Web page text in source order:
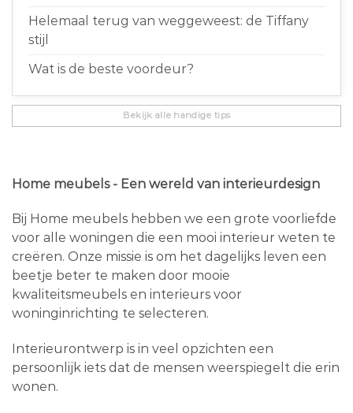
Helemaal terug van weggeweest: de Tiffany
stijl
Wat is de beste voordeur?
Bekijk alle handige tips
Home meubels - Een wereld van interieurdesign
Bij Home meubels hebben we een grote voorliefde
voor alle woningen die een mooi interieur weten te
creëren. Onze missie is om het dagelijks leven een
beetje beter te maken door mooie
kwaliteitsmeubels en interieurs voor
woninginrichting te selecteren.
Interieurontwerp is in veel opzichten een
persoonlijk iets dat de mensen weerspiegelt die erin
wonen.